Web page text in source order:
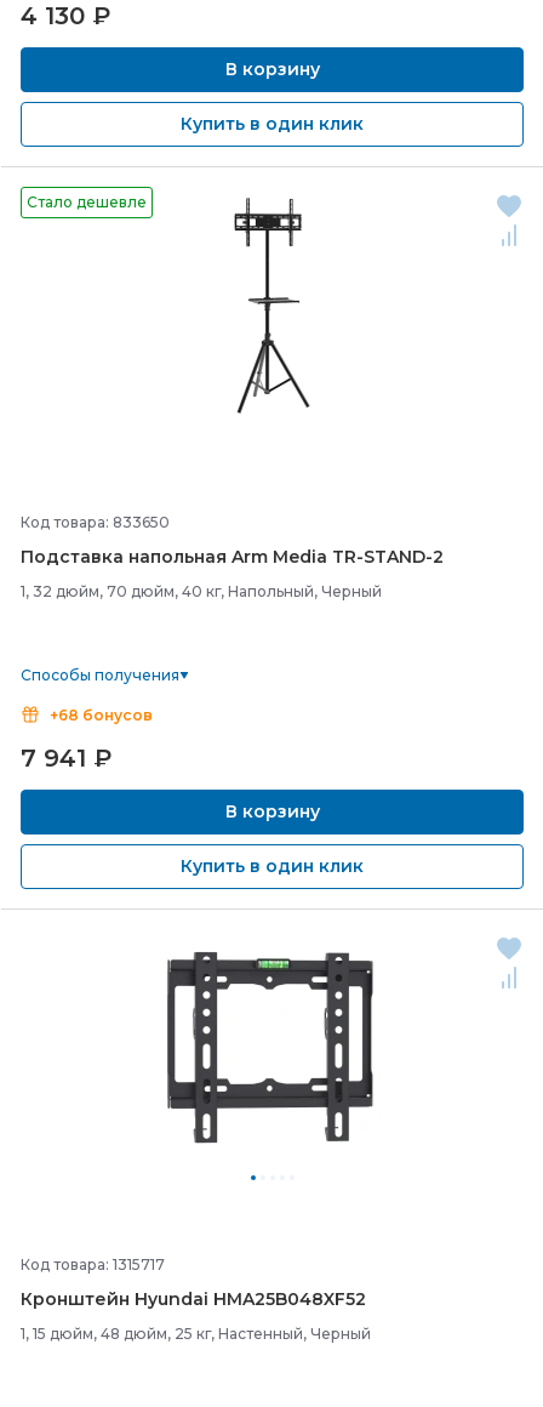
4 130 ₽
В корзину
Купить в один клик
Стало дешевле
Код товара: 833650
Подставка напольная Arm Media TR-STAND-2
1, 32 дюйм, 70 дюйм, 40 кг, Напольный, Черный
Способы получения
+68 бонусов
7 941 ₽
В корзину
Купить в один клик
Код товара: 1315717
Кронштейн Hyundai HMA25B048XF52
1, 15 дюйм, 48 дюйм, 25 кг, Настенный, Черный